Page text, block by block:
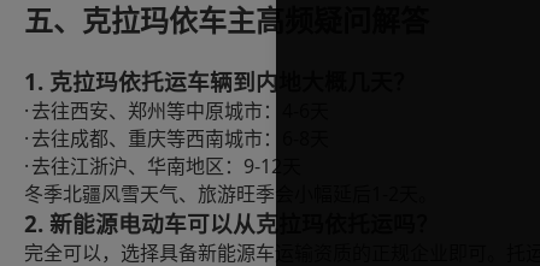
五、克拉玛依车主高频疑问解答
1. 克拉玛依托运车辆到内地大概几天？
· 去往西安、郑州等中原城市：
· 去往成都、重庆等西南城市：
· 去往江浙沪、华南地区： 9-12
冬季北疆风雪天气、旅游旺季会小幅延后
2. 新能源电动车可以从克拉玛依托运吗？
完全可以，选择具备新能源车运输资质的正规企业即可。托